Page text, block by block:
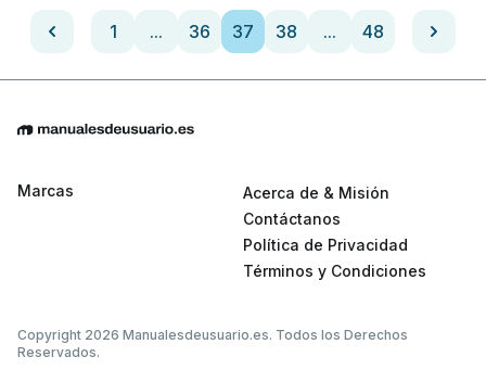
1 ... 36 37 38 ... 48
Marcas
Acerca de & Misión
Contáctanos
Política de Privacidad
Términos y Condiciones
Copyright 2026 Manualesdeusuario.es. Todos los Derechos
Reservados.